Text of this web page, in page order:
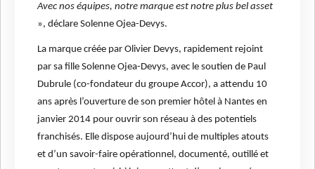
Avec nos équipes, notre marque est notre plus bel asset
», déclare Solenne Ojea-Devys.
La marque créée par Olivier Devys, rapidement rejoint
par sa fille Solenne Ojea-Devys, avec le soutien de Paul
Dubrule (co-fondateur du groupe Accor), a attendu 10
ans après l’ouverture de son premier hôtel à Nantes en
janvier 2014 pour ouvrir son réseau à des potentiels
franchisés. Elle dispose aujourd’hui de multiples atouts
et d’un savoir-faire opérationnel, documenté, outillé et